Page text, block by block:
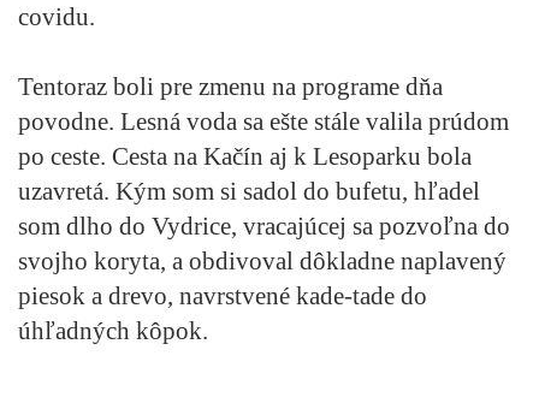
covidu.
Tentoraz boli pre zmenu na programe dňa
povodne. Lesná voda sa ešte stále valila prúdom
po ceste. Cesta na Kačín aj k Lesoparku bola
uzavretá. Kým som si sadol do bufetu, hľadel
som dlho do Vydrice, vracajúcej sa pozvoľna do
svojho koryta, a obdivoval dôkladne naplavený
piesok a drevo, navrstvené kade-tade do
úhľadných kôpok.